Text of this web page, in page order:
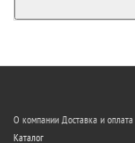
О компании Доставка и оплата
Каталог